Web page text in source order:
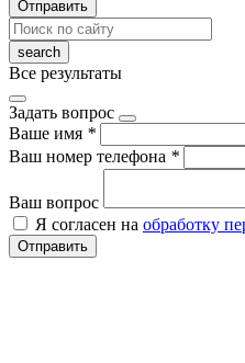
Отправить
Все результаты
Задать вопрос
Ваше имя *
Ваш номер телефона *
Ваш вопрос
Я согласен на обработку
Отправить